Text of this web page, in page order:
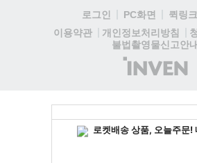
로그인 PC화면 퀵링크
이용약관
개인정보처리방침
불법촬영물신고안내
(주)
인